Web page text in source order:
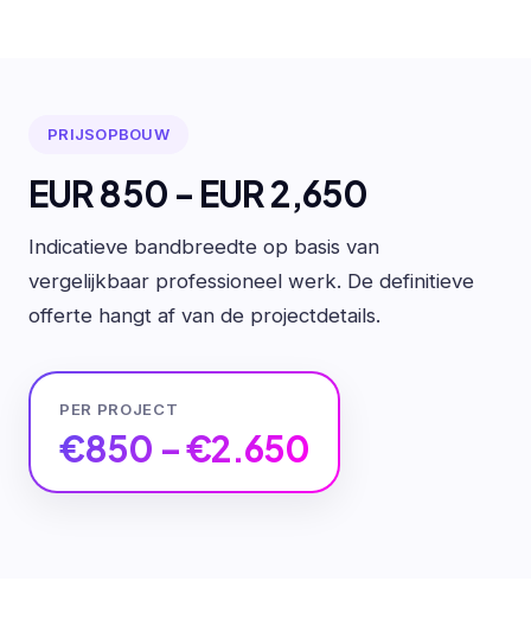
PRIJSOPBOUW
EUR 850 - EUR 2,650
Indicatieve bandbreedte op basis van
vergelijkbaar professioneel werk. De definitieve
offerte hangt af van de projectdetails.
PER PROJECT
€850 – €2.650